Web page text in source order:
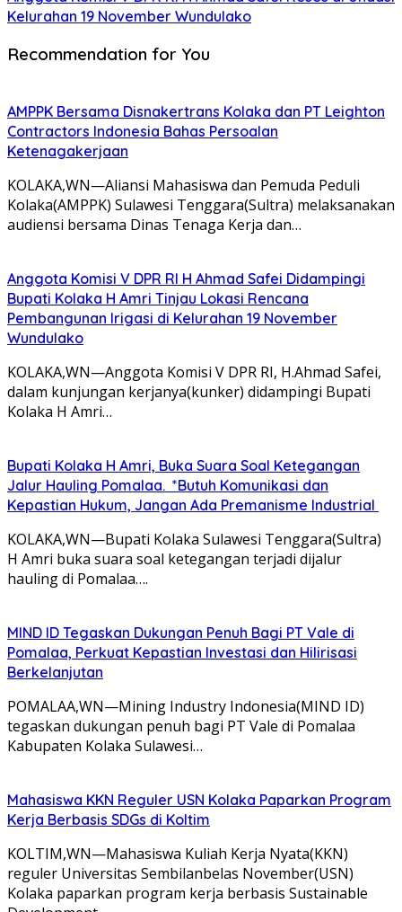
Kelurahan 19 November Wundulako
Recommendation for You
AMPPK Bersama Disnakertrans Kolaka dan PT Leighton
Contractors Indonesia Bahas Persoalan
Ketenagakerjaan
KOLAKA,WN—Aliansi Mahasiswa dan Pemuda Peduli
Kolaka(AMPPK) Sulawesi Tenggara(Sultra) melaksanakan
audiensi bersama Dinas Tenaga Kerja dan…
Anggota Komisi V DPR RI H Ahmad Safei Didampingi
Bupati Kolaka H Amri Tinjau Lokasi Rencana
Pembangunan Irigasi di Kelurahan 19 November
Wundulako
KOLAKA,WN—Anggota Komisi V DPR RI, H.Ahmad Safei,
dalam kunjungan kerjanya(kunker) didampingi Bupati
Kolaka H Amri…
Bupati Kolaka H Amri, Buka Suara Soal Ketegangan
Jalur Hauling Pomalaa. *Butuh Komunikasi dan
Kepastian Hukum, Jangan Ada Premanisme Industrial
KOLAKA,WN—Bupati Kolaka Sulawesi Tenggara(Sultra)
H Amri buka suara soal ketegangan terjadi dijalur
hauling di Pomalaa….
MIND ID Tegaskan Dukungan Penuh Bagi PT Vale di
Pomalaa, Perkuat Kepastian Investasi dan Hilirisasi
Berkelanjutan
POMALAA,WN—Mining Industry Indonesia(MIND ID)
tegaskan dukungan penuh bagi PT Vale di Pomalaa
Kabupaten Kolaka Sulawesi…
Mahasiswa KKN Reguler USN Kolaka Paparkan Program
Kerja Berbasis SDGs di Koltim
KOLTIM,WN—Mahasiswa Kuliah Kerja Nyata(KKN)
reguler Universitas Sembilanbelas November(USN)
Kolaka paparkan program kerja berbasis Sustainable